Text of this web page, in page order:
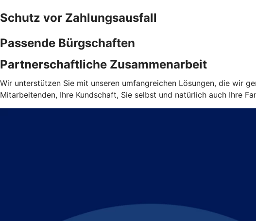
Schutz vor Zahlungsausfall
Passende Bürgschaften
Partnerschaftliche Zusammenarbeit
Wir unterstützen Sie mit unseren umfangreichen Lösungen, die wir
Mitarbeitenden, Ihre Kundschaft, Sie selbst und natürlich auch Ihre